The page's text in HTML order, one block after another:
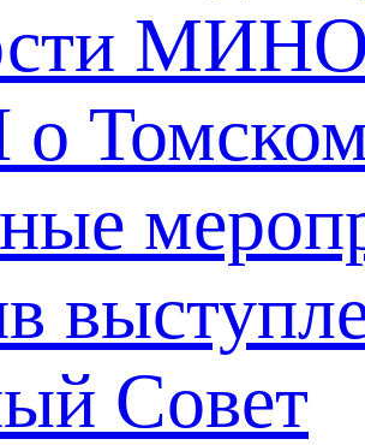
Совет